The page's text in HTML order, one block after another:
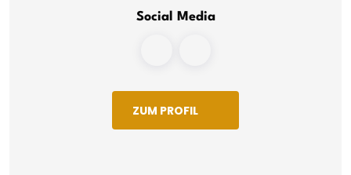
Social Media
ZUM PROFIL